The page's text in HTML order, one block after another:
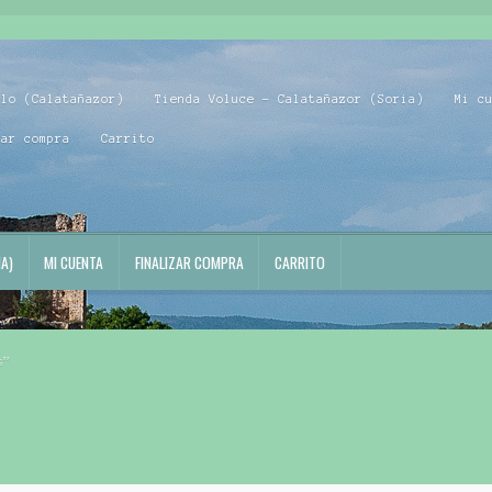
(Calatañazor) Tienda Voluce – Calatañazor (Soria) Mi
compra Carrito
MI CUENTA FINALIZAR COMPRA CARRITO